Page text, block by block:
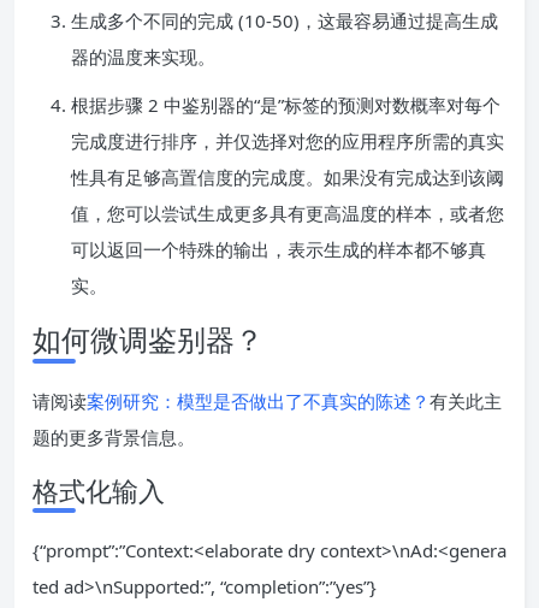
生成多个不同的完成 (10-50)，这最容易通过提高生成
器的温度来实现。
根据步骤 2 中鉴别器的“是”标签的预测对数概率对每个
完成度进行排序，并仅选择对您的应用程序所需的真实
性具有足够高置信度的完成度。如果没有完成达到该阈
值，您可以尝试生成更多具有更高温度的样本，或者您
可以返回一个特殊的输出，表示生成的样本都不够真
实。
如何微调鉴别器？
请阅读案例研究：模型是否做出了不真实的陈述？ 有关此主
题的更多背景信息。
格式化输入
{“prompt”:”Context:<elaborate dry context>\nAd:<genera
ted ad>\nSupported:”, “completion”:”yes”}